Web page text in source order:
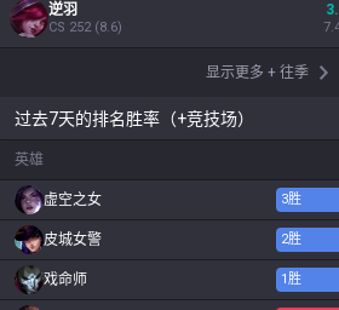
逆羽
CS 252(8.6)
显示更多 + 往季
过去7天的排名胜率（+竞技场）
英雄
虚空之女 3胜
皮城女警 2胜
戏命师 1胜